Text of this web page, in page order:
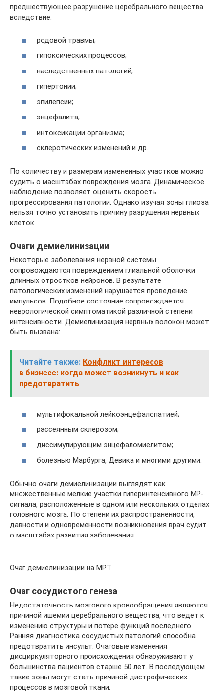
предшествующее разрушение церебрального вещества
вследствие:
родовой травмы;
гипоксических процессов;
наследственных патологий;
гипертонии;
эпилепсии;
энцефалита;
интоксикации организма;
склеротических изменений и др.
По количеству и размерам измененных участков можно
судить о масштабах повреждения мозга. Динамическое
наблюдение позволяет оценить скорость
прогрессирования патологии. Однако изучая зоны глиоза
нельзя точно установить причину разрушения нервных
клеток.
Очаги демиелинизации
Некоторые заболевания нервной системы
сопровождаются повреждением глиальной оболочки
длинных отростков нейронов. В результате
патологических изменений нарушается проведение
импульсов. Подобное состояние сопровождается
неврологической симптоматикой различной степени
интенсивности. Демиелинизация нервных волокон может
быть вызвана:
Читайте также: Конфликт интересов
в бизнесе: когда может возникнуть и как
предотвратить
мультифокальной лейкоэнцефалопатией;
рассеянным склерозом;
диссимулирующим энцефаломиелитом;
болезнью Марбурга, Девика и многими другими.
Обычно очаги демиелинизации выглядят как
множественные мелкие участки гиперинтенсивного МР-
сигнала, расположенные в одном или нескольких отделах
головного мозга. По степени их распространенности,
давности и одновременности возникновения врач судит
о масштабах развития заболевания.
Очаг демиелинизации на МРТ
Очаг сосудистого генеза
Недостаточность мозгового кровообращения являются
причиной ишемии церебрального вещества, что ведет к
изменению структуры и потере функций последнего.
Ранняя диагностика сосудистых патологий способна
предотвратить инсульт. Очаговые изменения
дисциркуляторного происхождения обнаруживают у
большинства пациентов старше 50 лет. В последующем
такие зоны могут стать причиной дистрофических
процессов в мозговой ткани.